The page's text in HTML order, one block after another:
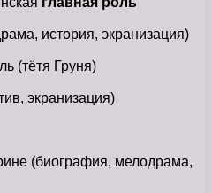
история, экранизация)
(тётя Груня)
экранизация)
(биография, мелодрама,